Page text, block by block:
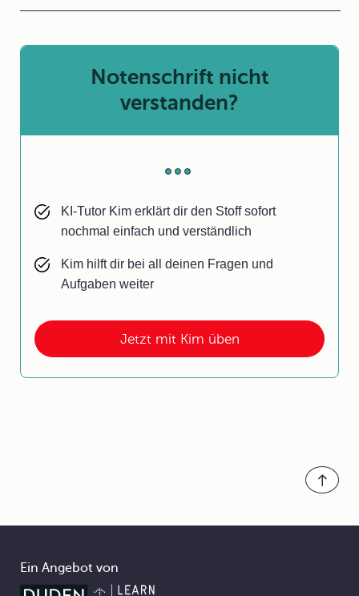
Jetzt mit Kim üben
Notenschrift nicht
verstanden?
KI-Tutor Kim erklärt dir den Stoff sofort
nochmal einfach und verständlich
Kim hilft dir bei all deinen Fragen und
Aufgaben weiter
Ein Angebot von